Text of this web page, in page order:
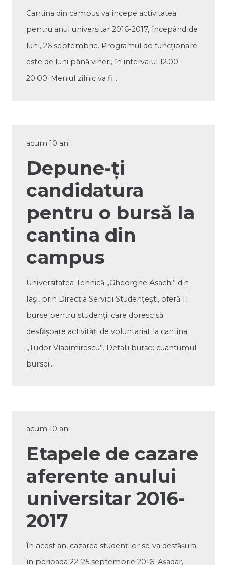
Cantina din campus va începe activitatea
pentru anul universitar 2016-2017, începând de
luni, 26 septembrie. Programul de funcționare
este de luni până vineri, în intervalul 12.00-
20.00. Meniul zilnic va fi…
acum 10 ani
Depune-ți
candidatura
pentru o bursă la
cantina din
campus
Universitatea Tehnică „Gheorghe Asachi” din
Iași, prin Direcția Servicii Studențești, oferă 11
burse pentru studenții care doresc să
desfășoare activități de voluntariat la cantina
„Tudor Vladimirescu”. Detalii burse: cuantumul
bursei…
acum 10 ani
Etapele de cazare
aferente anului
universitar 2016-
2017
În acest an, cazarea studenților se va desfășura
în perioada 22-25 septembrie 2016. Așadar,